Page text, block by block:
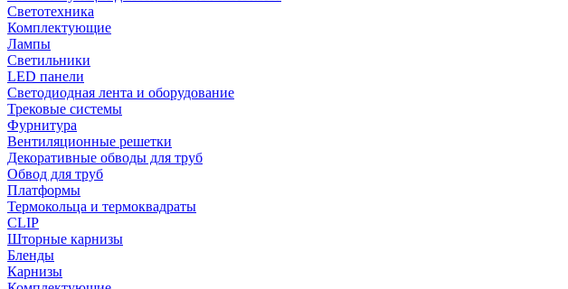
Светотехника
Комплектующие
Лампы
Светильники
LED панели
Светодиодная лента и оборудование
Трековые системы
Фурнитура
Вентиляционные решетки
Декоративные обводы для труб
Обвод для труб
Платформы
Термокольца и термоквадраты
CLIP
Шторные карнизы
Бленды
Карнизы